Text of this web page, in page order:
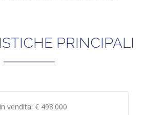
PRINCIPALI
vendita: € 498.000